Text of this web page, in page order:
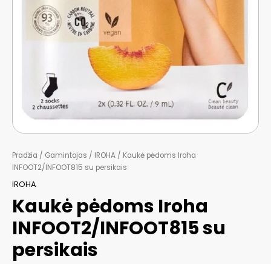
Pradžia / Gamintojas / IROHA / Kaukė pėdoms Iroha
INFOOT2/INFOOT815 su persikais
IROHA
Kaukė pėdoms Iroha
INFOOT2/INFOOT815 su
persikais